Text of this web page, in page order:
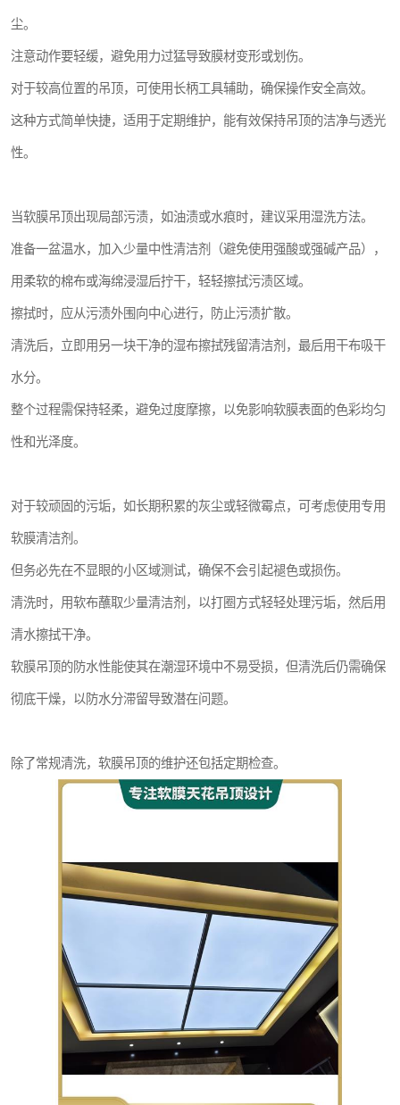
尘。
注意动作要轻缓，避免用力过猛导致膜材变形或划伤。
对于较高位置的吊顶，可使用长柄工具辅助，确保操作安全高效。
这种方式简单快捷，适用于定期维护，能有效保持吊顶的洁净与透光
性。
当软膜吊顶出现局部污渍，如油渍或水痕时，建议采用湿洗方法。
准备一盆温水，加入少量中性清洁剂（避免使用强酸或强碱产品），
用柔软的棉布或海绵浸湿后拧干，轻轻擦拭污渍区域。
擦拭时，应从污渍外围向中心进行，防止污渍扩散。
清洗后，立即用另一块干净的湿布擦拭残留清洁剂，最后用干布吸干
水分。
整个过程需保持轻柔，避免过度摩擦，以免影响软膜表面的色彩均匀
性和光泽度。
对于较顽固的污垢，如长期积累的灰尘或轻微霉点，可考虑使用专用
软膜清洁剂。
但务必先在不显眼的小区域测试，确保不会引起褪色或损伤。
清洗时，用软布蘸取少量清洁剂，以打圈方式轻轻处理污垢，然后用
清水擦拭干净。
软膜吊顶的防水性能使其在潮湿环境中不易受损，但清洗后仍需确保
彻底干燥，以防水分滞留导致潜在问题。
除了常规清洗，软膜吊顶的维护还包括定期检查。